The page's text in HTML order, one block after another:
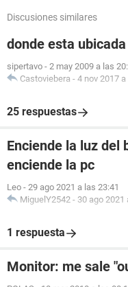
Discusiones similares
donde esta
sipertavo - 2 may 2009 a las
Castoviebera - 4 nov 2017
25 respuestas
Enciende la luz del
enciende la pc
Leo - 29 ago 2021 a las 23:41
MiguelY2542 - 30 ago 2021
1 respuesta
Monitor: me sale